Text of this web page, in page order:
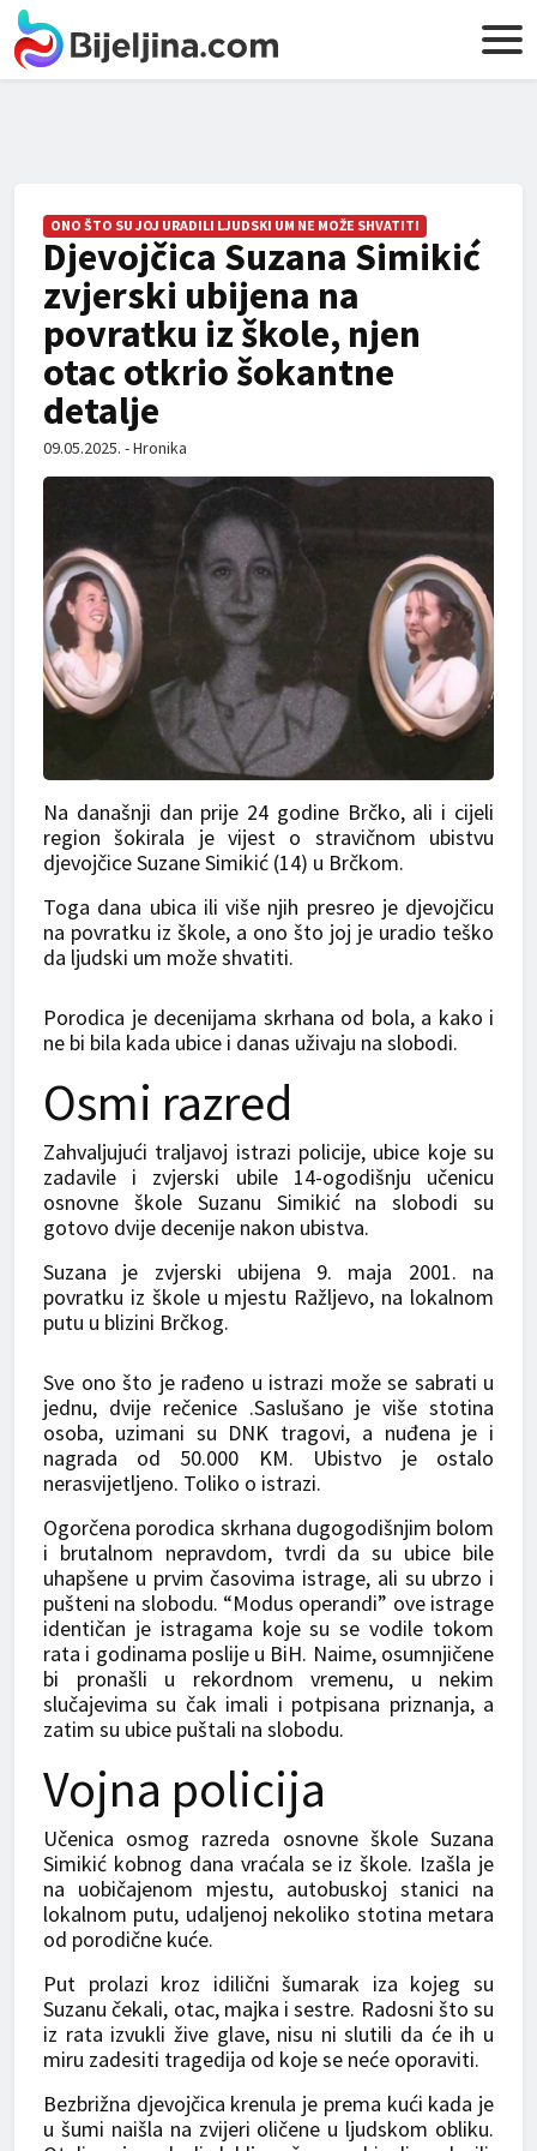
ONO ŠTO SU JOJ URADILI LJUDSKI UM NE MOŽE SHVATITI
Djevojčica Suzana Simikić
zvjerski ubijena na
povratku iz škole, njen
otac otkrio šokantne
detalje
09.05.2025. - Hronika
Na današnji dan prije 24 godine Brčko, ali i cijeli
region šokirala je vijest o stravičnom ubistvu
djevojčice Suzane Simikić (14) u Brčkom.
Toga dana ubica ili više njih presreo je djevojčicu
na povratku iz škole, a ono što joj je uradio teško
da ljudski um može shvatiti.
Porodica je decenijama skrhana od bola, a kako i
ne bi bila kada ubice i danas uživaju na slobodi.
Osmi razred
Zahvaljujući traljavoj istrazi policije, ubice koje su
zadavile i zvjerski ubile 14-ogodišnju učenicu
osnovne škole Suzanu Simikić na slobodi su
gotovo dvije decenije nakon ubistva.
Suzana je zvjerski ubijena 9. maja 2001. na
povratku iz škole u mjestu Ražljevo, na lokalnom
putu u blizini Brčkog.
Sve ono što je rađeno u istrazi može se sabrati u
jednu, dvije rečenice .Saslušano je više stotina
osoba, uzimani su DNK tragovi, a nuđena je i
nagrada od 50.000 KM. Ubistvo je ostalo
nerasvijetljeno. Toliko o istrazi.
Ogorčena porodica skrhana dugogodišnjim bolom
i brutalnom nepravdom, tvrdi da su ubice bile
uhapšene u prvim časovima istrage, ali su ubrzo i
pušteni na slobodu. “Modus operandi” ove istrage
identičan je istragama koje su se vodile tokom
rata i godinama poslije u BiH. Naime, osumnjičene
bi pronašli u rekordnom vremenu, u nekim
slučajevima su čak imali i potpisana priznanja, a
zatim su ubice puštali na slobodu.
Vojna policija
Učenica osmog razreda osnovne škole Suzana
Simikić kobnog dana vraćala se iz škole. Izašla je
na uobičajenom mjestu, autobuskoj stanici na
lokalnom putu, udaljenoj nekoliko stotina metara
od porodične kuće.
Put prolazi kroz idilični šumarak iza kojeg su
Suzanu čekali, otac, majka i sestre. Radosni što su
iz rata izvukli žive glave, nisu ni slutili da će ih u
miru zadesiti tragedija od koje se neće oporaviti.
Bezbrižna djevojčica krenula je prema kući kada je
u šumi naišla na zvijeri oličene u ljudskom obliku.